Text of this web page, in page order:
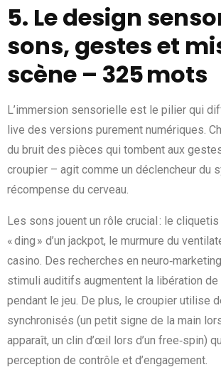
5. Le design
sons, gestes et
scène – 325 mots
L’immersion sensorielle est le pilier qui
live des versions purement numériques.
du bruit des pièces qui tombent aux
croupier – agit comme un déclencheur du
récompense du cerveau.
Les sons jouent un rôle crucial : le
« ding » d’un jackpot, le murmure du
casino. Des recherches en
stimuli auditifs augmentent la libération de
pendant le jeu. De plus, le croupier utilise
synchronisés (un petit signe de la main
apparaît, un clin d’œil lors d’un free‑spin)
perception de contrôle et d’engagement.